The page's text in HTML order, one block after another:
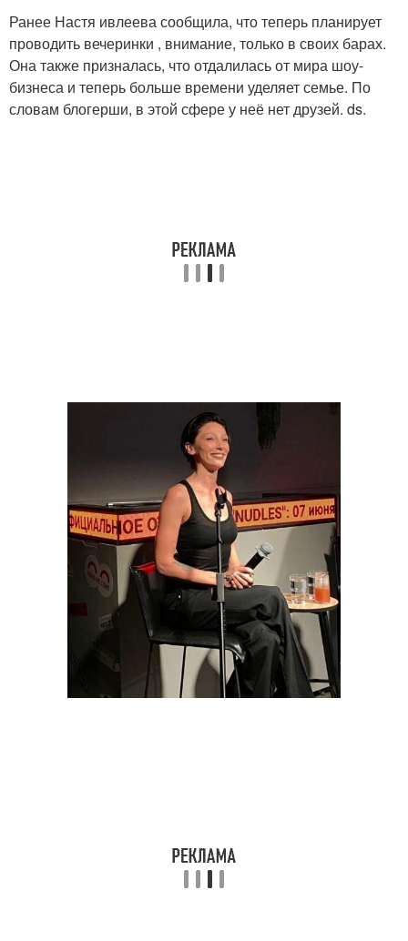
Ранее Настя ивлеева сообщила, что теперь планирует
проводить вечеринки , внимание, только в своих барах.
Она также призналась, что отдалилась от мира шоу-
бизнеса и теперь больше времени уделяет семье. По
словам блогерши, в этой сфере у неё нет друзей. ds.